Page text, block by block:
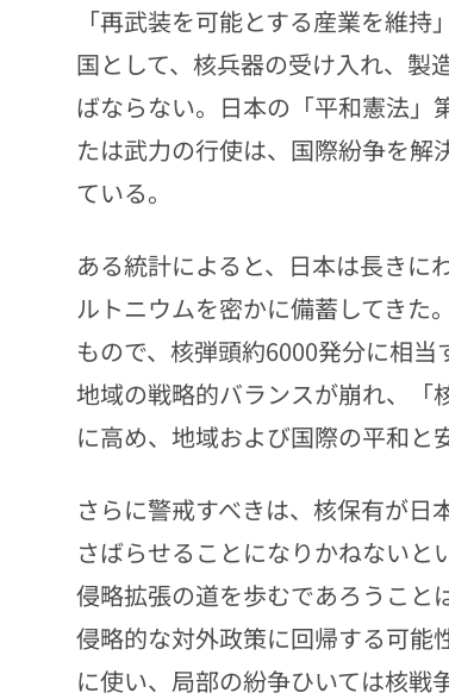
「再武装を可能とする産業を維
国として、核兵器の受け入れ、製
ばならない。日本の「平和憲法」
たは武力の行使は、国際紛争を解
ている。
ある統計によると、日本は長きに
ルトニウムを密かに備蓄してきた
もので、核弾頭約6000発分に相
地域の戦略的バランスが崩れ、「
に高め、地域および国際の平和と
さらに警戒すべきは、核保有が日
さばらせることになりかねないと
侵略拡張の道を歩むであろうこと
侵略的な対外政策に回帰する可能
に使い、局部の紛争ひいては核戦